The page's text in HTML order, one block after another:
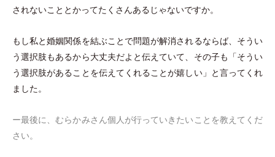
されないこととかってたくさんあるじゃないですか。
もし私と婚姻関係を結ぶことで問題が解消されるならば、そうい
う選択肢もあるから大丈夫だよと伝えていて、その子も
「そうい
う選択肢があることを伝えてくれることが嬉しい」
と言ってくれ
ました。
ー最後に、むらかみさん個人が行っていきたいことを教えてくだ
さい。